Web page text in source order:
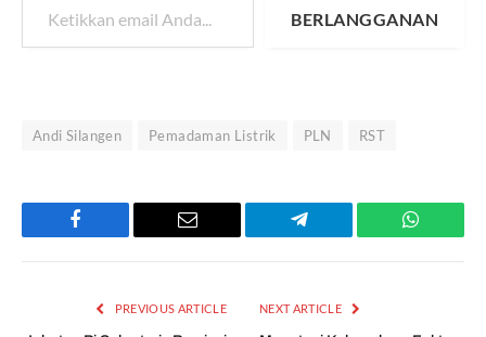
BERLANGGANAN
Andi Silangen Pemadaman Listrik PLN RST
Facebook Email Telegram
PREVIOUS ARTICLE NEXT ARTICLE